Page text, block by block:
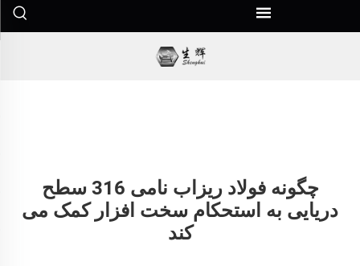
چگونه فولاد ریزاب نامی 316 سطح
دریایی به استحکام سخت افزار کمک می
کند